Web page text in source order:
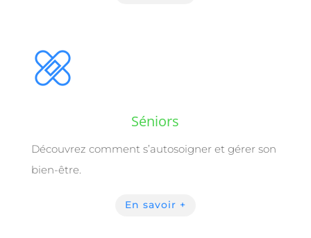
Séniors
Découvrez comment s’autosoigner et gérer son
bien-être.
En savoir +